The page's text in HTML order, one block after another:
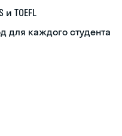
TOEFL
для каждого студента